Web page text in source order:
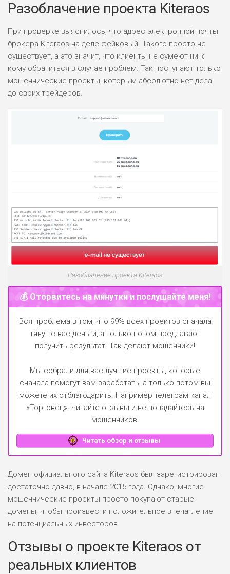
Разоблачение проекта Kiteraos
При проверке выяснилось, что адрес электронной почты
брокера Kiteraos на деле фейковый. Такого просто не
существует, а это значит, что клиенты не сумеют ни к
кому обратиться в случае проблем. Так поступают только
мошеннические проекты, которым абсолютно нет дела
до своих трейдеров.
Разоблачение проекта Kiteraos
💰 Оторвитесь на минутки и послушайте меня!
Вся проблема в том, что 99% всех проектов сначала
тянут с вас деньги, а только потом предлагают
получить результат. Так делают мошенники!
Мы собрали для вас лучшие проекты, которые
сначала помогут вам заработать, а только потом вы
можете их отблагодарить. Например телеграм канал
«Торговец». Читайте отзывы и не попадайтесь на
мошенников!
Читать обзор и отзывы
Домен официального сайта Kiteraos был зарегистрирован
достаточно давно, в начале 2015 года. Однако, многие
мошеннические проекты просто покупают старые
домены, чтобы произвести положительное впечатление
на потенциальных инвесторов.
Отзывы о проекте Kiteraos от
реальных клиентов